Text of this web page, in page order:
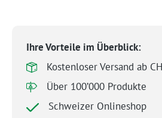
Ihre Vorteile im Überblick:
Kostenloser Versand ab
Über 100’000 Produkte
Schweizer Onlineshop